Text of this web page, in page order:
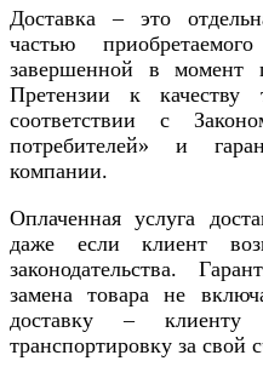
Доставка – это
частью
завершенной в момент
Претензии к качеству
соответствии с
потребителей» и
компании.
Оплаченная услуга
даже если клиент
законодательства.
замена товара не
доставку – клиенту
транспортировку за свой